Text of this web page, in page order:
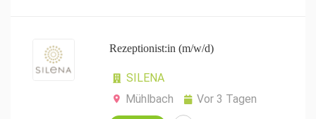
Rezeptionist:in (m/w/d)
SILENA
Mühlbach
Vor 3 Tagen